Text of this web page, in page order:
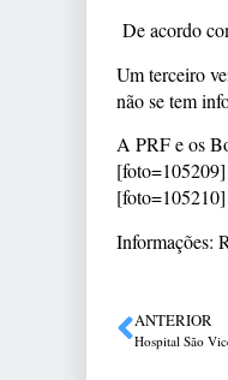
De acordo
Um terceiro
não se tem
A PRF e os
[foto=105209]
[foto=105210]
Informações:
ANTERIOR
Hospital São